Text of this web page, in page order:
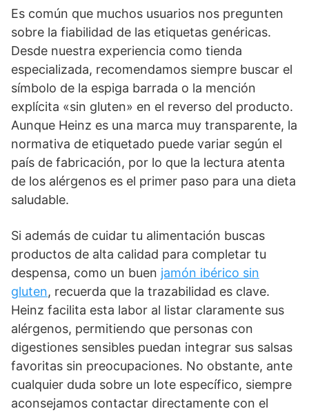
Es común que muchos usuarios nos pregunten
sobre la fiabilidad de las etiquetas genéricas.
Desde nuestra experiencia como tienda
especializada, recomendamos siempre buscar el
símbolo de la espiga barrada o la mención
explícita «sin gluten» en el reverso del producto.
Aunque Heinz es una marca muy transparente, la
normativa de etiquetado puede variar según el
país de fabricación, por lo que la lectura atenta
de los alérgenos es el primer paso para una dieta
saludable.
Si además de cuidar tu alimentación buscas
productos de alta calidad para completar tu
despensa, como un buen jamón ibérico sin
gluten, recuerda que la trazabilidad es clave.
Heinz facilita esta labor al listar claramente sus
alérgenos, permitiendo que personas con
digestiones sensibles puedan integrar sus salsas
favoritas sin preocupaciones. No obstante, ante
cualquier duda sobre un lote específico, siempre
aconsejamos contactar directamente con el